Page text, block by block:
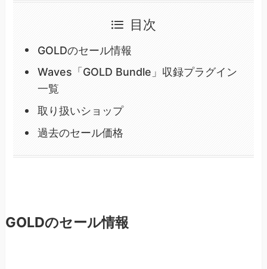
目次
GOLDのセール情報
Waves「GOLD Bundle」収録プラグイン
一覧
取り扱いショップ
過去のセール価格
GOLDのセール情報